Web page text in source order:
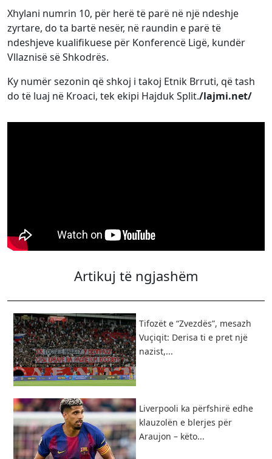
Xhylani numrin 10, për herë të parë në një ndeshje
zyrtare, do ta bartë nesër, në raundin e parë të
ndeshjeve kualifikuese për Konferencë Ligë, kundër
Vllaznisë së Shkodrës.
Ky numër sezonin që shkoj i takoj Etnik Brruti, që tash
do të luaj në Kroaci, tek ekipi Hajduk Split./lajmi.net/
Artikuj të ngjashëm
Tifozët e “Zvezdës”, mesazh
Vuçiqit: Derisa ti e pret një
nazist,...
Liverpooli ka përfshirë edhe
klauzolën e blerjes për
Araujon – këto...